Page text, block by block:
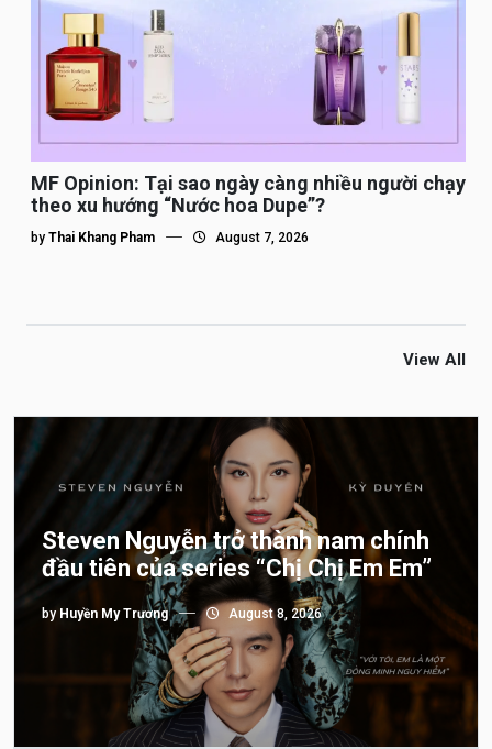
MF Opinion: Tại sao ngày càng nhiều người chạy
theo xu hướng “Nước hoa Dupe”?
by Thai Khang Pham August 7, 2026
View All
Steven Nguyễn trở thành nam chính
đầu tiên của series “Chị Chị Em Em”
by Huyền My Trương August 8, 2026